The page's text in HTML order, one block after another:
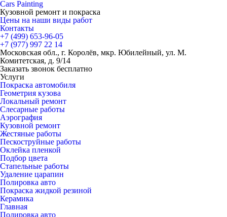
Cars Painting
Кузовной ремонт и покраска
Цены на наши виды работ
Контакты
+7 (499) 653-96-05
+7 (977) 997 22 14
Московская обл., г. Королёв, мкр. Юбилейный, ул. М.
Комитетская, д. 9/14
Заказать звонок бесплатно
Услуги
Покраска автомобиля
Геометрия кузова
Локальный ремонт
Слесарные работы
Аэрография
Кузовной ремонт
Жестяные работы
Пескоструйные работы
Оклейка пленкой
Подбор цвета
Стапельные работы
Удаление царапин
Полировка авто
Покраска жидкой резиной
Керамика
Главная
Полировка авто